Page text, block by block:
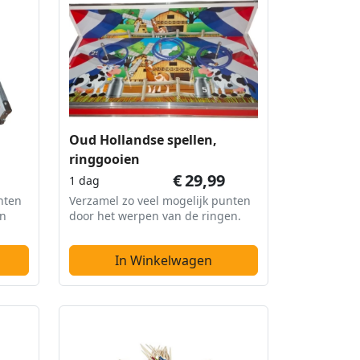
Oud Hollandse spellen,
ringgooien
1 dag €29,99
Verzamel zo veel mogelijk punten
door het werpen van de ringen.
In Winkelwagen